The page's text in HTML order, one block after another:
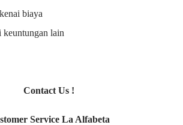
biaya
keuntungan lain
Contact Us !
Service La Alfabeta